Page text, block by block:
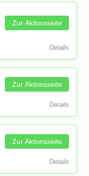
Zur Aktionsseite
Details
Zur Aktionsseite
Details
Zur Aktionsseite
Details